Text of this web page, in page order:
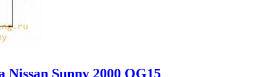
Sunny 2000 QG15